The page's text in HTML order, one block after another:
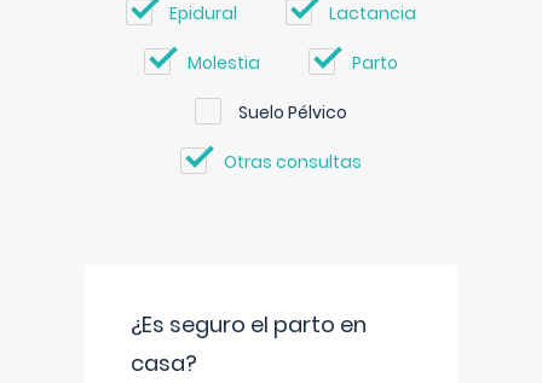
Epidural Lactancia
Molestia Parto
Suelo Pélvico
Otras consultas
¿Es seguro el parto en
casa?